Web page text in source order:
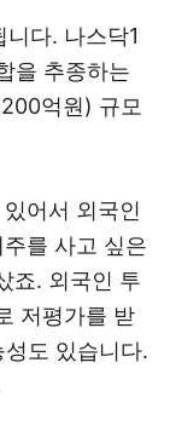
니다. 나스닥1
을 추종하는
억원) 규모
어서 외국인
를 사고 싶은
죠. 외국인 투
저평가를 받
도 있습니다.